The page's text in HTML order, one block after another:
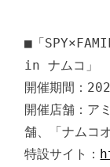
■「
in ナムコ」
開催期間：
開催店舗：ア
舗、「ナムコ
特設サイト：